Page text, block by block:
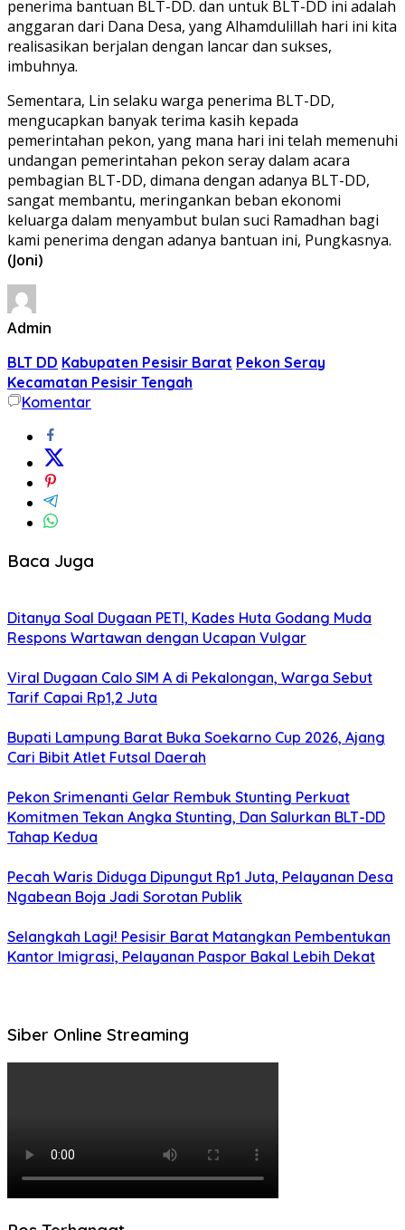
penerima bantuan BLT-DD. dan untuk BLT-DD ini adalah
anggaran dari Dana Desa, yang Alhamdulillah hari ini kita
realisasikan berjalan dengan lancar dan sukses,
imbuhnya.
Sementara, Lin selaku warga penerima BLT-DD,
mengucapkan banyak terima kasih kepada
pemerintahan pekon, yang mana hari ini telah memenuhi
undangan pemerintahan pekon seray dalam acara
pembagian BLT-DD, dimana dengan adanya BLT-DD,
sangat membantu, meringankan beban ekonomi
keluarga dalam menyambut bulan suci Ramadhan bagi
kami penerima dengan adanya bantuan ini, Pungkasnya.
(Joni)
Admin
BLT DD Kabupaten Pesisir Barat Pekon Seray
Kecamatan Pesisir Tengah
Komentar
Baca Juga
Ditanya Soal Dugaan PETI, Kades Huta Godang Muda
Respons Wartawan dengan Ucapan Vulgar
Viral Dugaan Calo SIM A di Pekalongan, Warga Sebut
Tarif Capai Rp1,2 Juta
Bupati Lampung Barat Buka Soekarno Cup 2026, Ajang
Cari Bibit Atlet Futsal Daerah
Pekon Srimenanti Gelar Rembuk Stunting Perkuat
Komitmen Tekan Angka Stunting, Dan Salurkan BLT-DD
Tahap Kedua
Pecah Waris Diduga Dipungut Rp1 Juta, Pelayanan Desa
Ngabean Boja Jadi Sorotan Publik
Selangkah Lagi! Pesisir Barat Matangkan Pembentukan
Kantor Imigrasi, Pelayanan Paspor Bakal Lebih Dekat
Siber Online Streaming